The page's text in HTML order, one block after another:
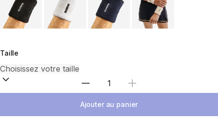
Taille
Sélectionnez la quantité
Ajouter au panier